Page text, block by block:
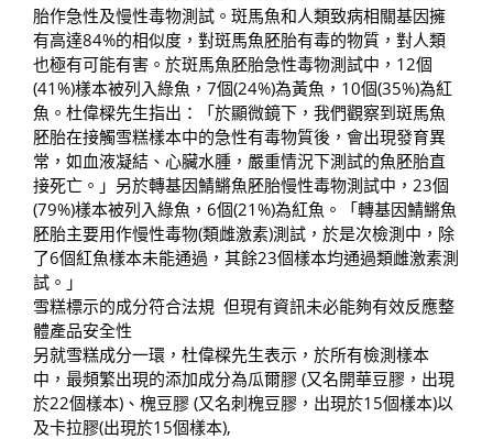
胎作急性及慢性毒物測試。斑馬魚和人類致病相關基因擁
有高達84%的相似度，對斑馬魚胚胎有毒的物質，對人類
也極有可能有害。於斑馬魚胚胎急性毒物測試中，12個
(41%)樣本被列入綠魚，7個(24%)為黃魚，10個(35%)為紅
魚。杜偉樑先生指出：「於顯微鏡下，我們觀察到斑馬魚
胚胎在接觸雪糕樣本中的急性有毒物質後，會出現發育異
常，如血液凝結、心臟水腫，嚴重情況下測試的魚胚胎直
接死亡。」另於轉基因鯖鱂魚胚胎慢性毒物測試中，23個
(79%)樣本被列入綠魚，6個(21%)為紅魚。「轉基因鯖鱂魚
胚胎主要用作慢性毒物(類雌激素)測試，於是次檢測中，除
了6個紅魚樣本未能通過，其餘23個樣本均通過類雌激素測
試。」
雪糕標示的成分符合法規 但現有資訊未必能夠有效反應整
體產品安全性
另就雪糕成分一環，杜偉樑先生表示，於所有檢測樣本
中，最頻繁出現的添加成分為瓜爾膠 (又名開華豆膠，出現
於22個樣本)、槐豆膠 (又名刺槐豆膠，出現於15個樣本)以
及卡拉膠(出現於15個樣本),